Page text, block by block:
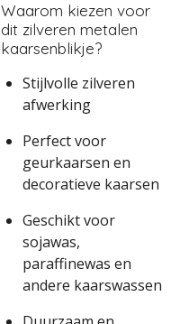
Waarom kiezen voor
dit zilveren metalen
kaarsenblikje?
Stijlvolle zilveren
afwerking
Perfect voor
geurkaarsen en
decoratieve kaarsen
Geschikt voor
sojawas,
paraffinewas en
andere kaarswassen